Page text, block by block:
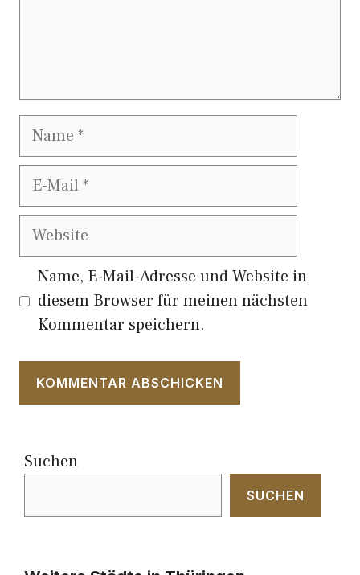
Name
E-
Website
Name, E-Mail-Adresse und Website in
diesem Browser für meinen nächsten
Kommentar speichern.
Suchen
SUCHEN